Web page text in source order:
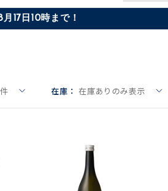
17日10時まで！
件 在庫： 在庫ありのみ表示